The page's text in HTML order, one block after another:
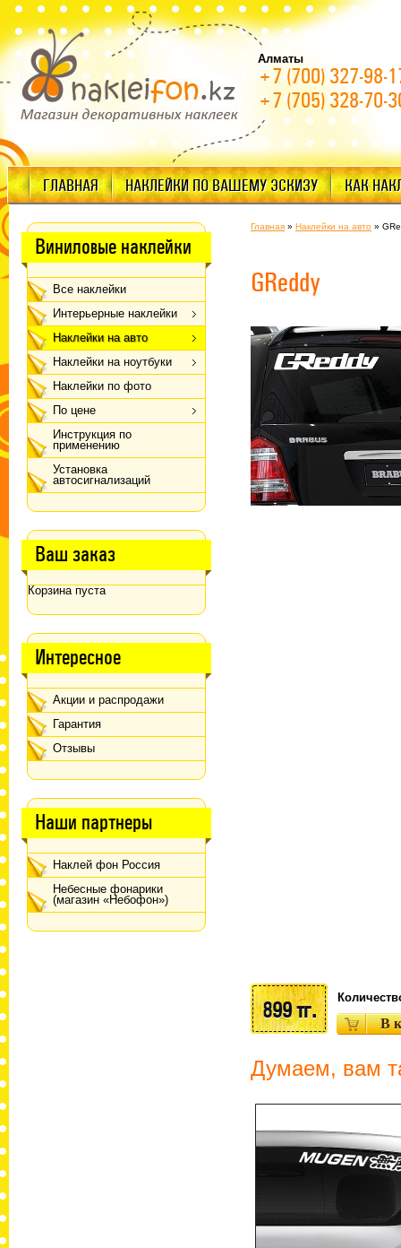
Алматы
+7 (700) 327-98-
+7 (705) 328-70-
ГЛАВНАЯ НАКЛЕЙКИ ПО ВАШЕМУ ЭСКИЗУ КАК
Виниловые наклейки
Все наклейки
Интерьерные наклейки
Наклейки на авто
Наклейки на ноутбуки
Наклейки по фото
По цене
Инструкция по
применению
Установка
автосигнализаций
Ваш заказ
Корзина пуста
Интересное
Акции и распродажи
Гарантия
Отзывы
Наши партнеры
Наклей фон Россия
Небесные фонарики
(магазин «Небофон»)
Главная » Наклейки на авто »
GReddy
899 тг.
Думаем, вам